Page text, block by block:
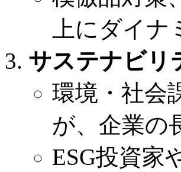
上にダイ
サステナビリ
環境・社会
が、企業の
ESG投資家